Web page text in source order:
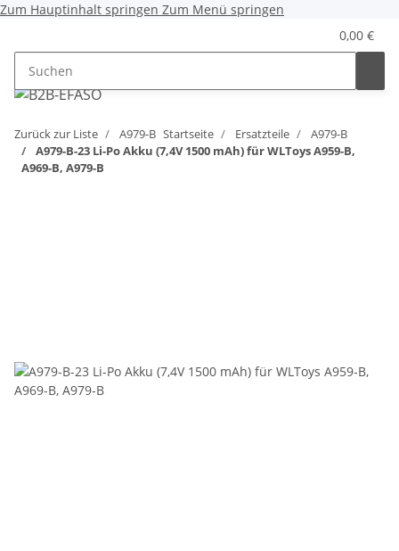
Zum Hauptinhalt springen Zum Menü springen
0,00 €
Zurück zur Liste A979-B Startseite Ersatzteile
A979-B
A979-B-23 Li-Po Akku (7,4V 1500 mAh) für WLToys A959-B,
A969-B, A979-B